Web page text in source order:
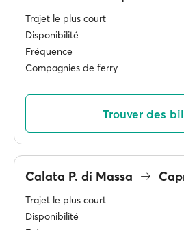
Trajet le plus court
Disponibilité
Fréquence
Compagnies de ferry
Trouver des
Calata P. di Massa
Trajet le plus court
Disponibilité